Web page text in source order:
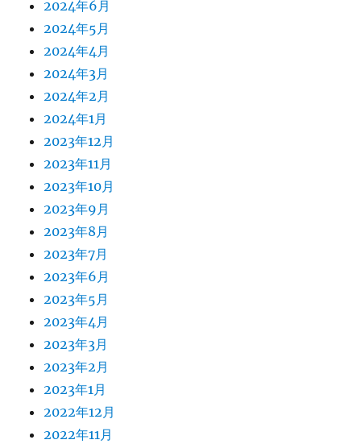
2024年6月
2024年5月
2024年4月
2024年3月
2024年2月
2024年1月
2023年12月
2023年11月
2023年10月
2023年9月
2023年8月
2023年7月
2023年6月
2023年5月
2023年4月
2023年3月
2023年2月
2023年1月
2022年12月
2022年11月